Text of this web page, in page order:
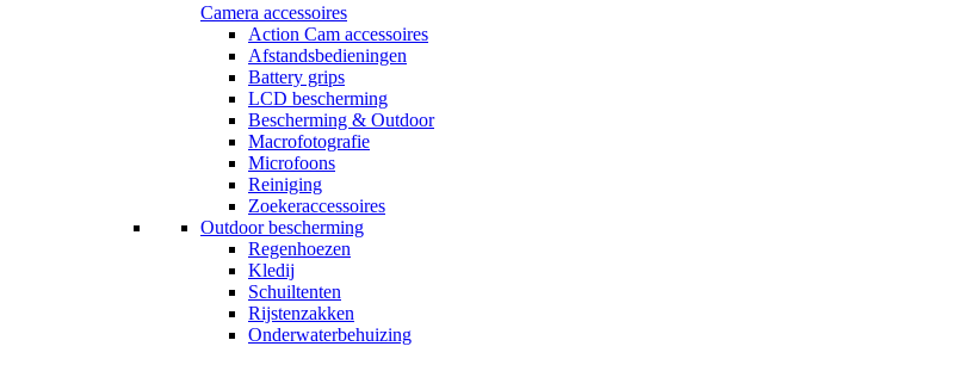
Camera accessoires
Action Cam accessoires
Afstandsbedieningen
Battery grips
LCD bescherming
Bescherming & Outdoor
Macrofotografie
Microfoons
Reiniging
Zoekeraccessoires
Outdoor bescherming
Regenhoezen
Kledij
Schuiltenten
Rijstenzakken
Onderwaterbehuizing